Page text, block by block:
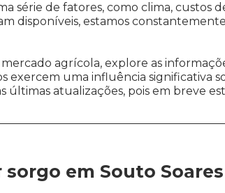
série de fatores, como clima, custos
disponíveis, estamos
agrícola, explore as
exercem uma influência significativa
atualizações, pois em breve
em Souto Soares